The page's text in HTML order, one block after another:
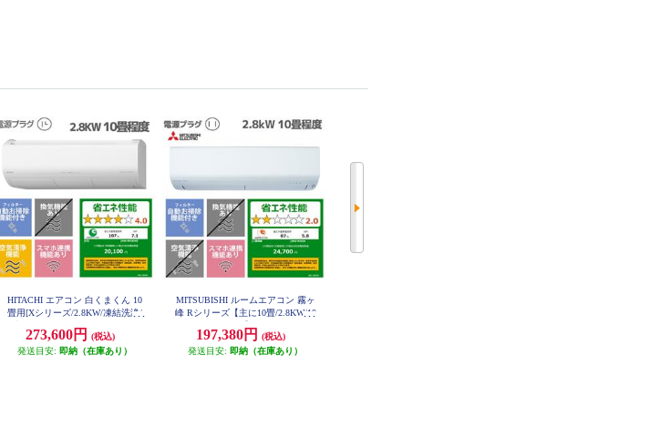
HITACHI エアコン 白くまくん 10
畳用[Xシリーズ/2.8KW/凍結洗浄/
273,600円
(税込)
発送目安: 即納（在庫あり）
MITSUBISHI ルームエアコン 霧ヶ
峰 Rシリーズ【主に10畳/2.8KW/10
ESET
197,380円
(税込)
発送目安: 即納（在庫あり）